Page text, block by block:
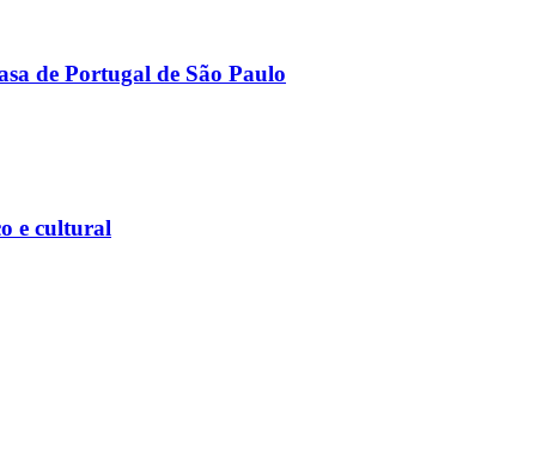
de Portugal de São Paulo
e cultural